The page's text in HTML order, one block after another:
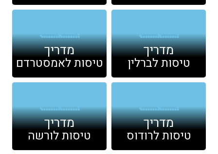
🇩🇪
מדריך
טיסות לברלין
🇳🇱
מדריך
טיסות לאמסטרדם
🇬🇷
מדריך
טיסות לרודוס
🇵🇱
מדריך
טיסות לורשה